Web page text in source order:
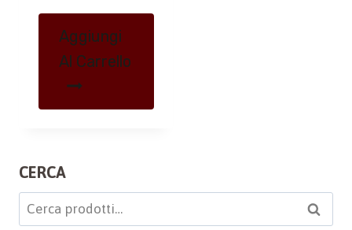
Aggiungi
Al Carrello
CERCA
Cerca: Cerca